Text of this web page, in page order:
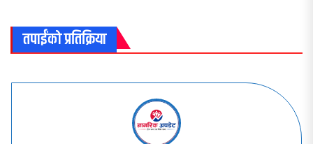
तपाईंको प्रतिक्रिया